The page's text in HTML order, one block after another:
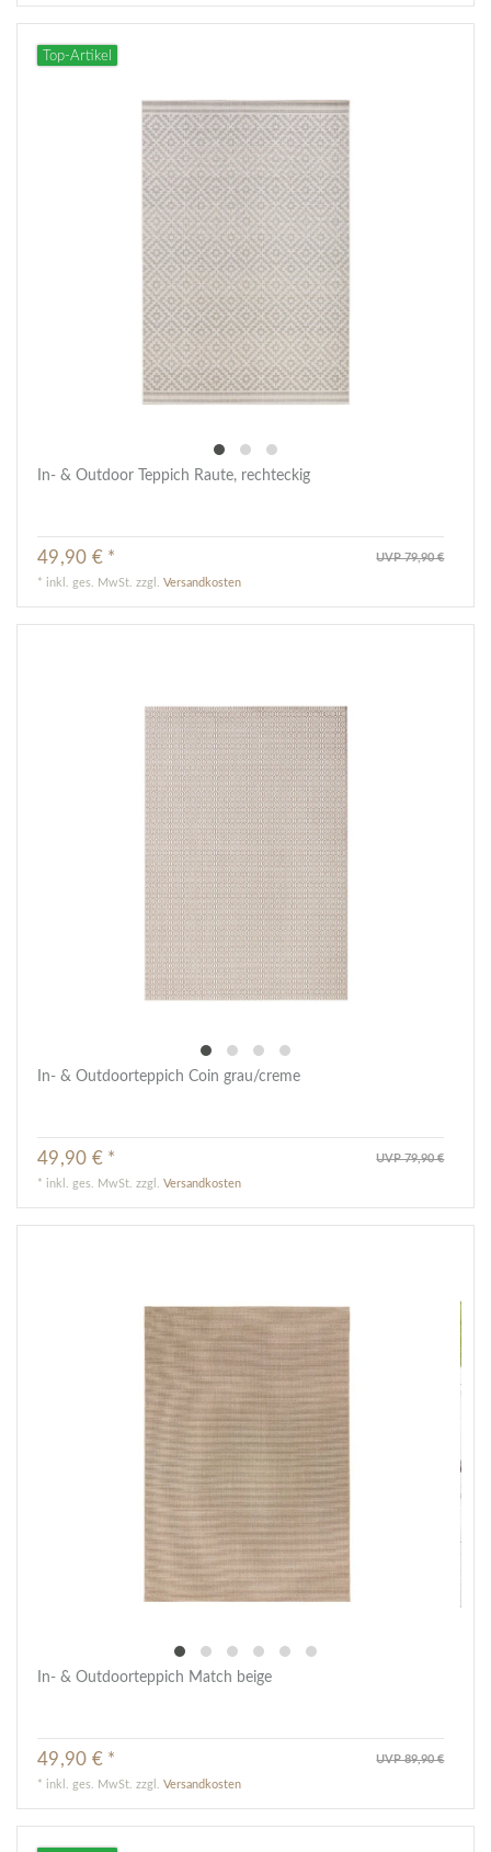
Top-Artikel
In- & Outdoor Teppich Raute, rechteckig
UVP 79,90 €
49,90 € *
* inkl. ges. MwSt. zzgl.Versandkosten
In- & Outdoorteppich Coin grau/creme
UVP 79,90 €
49,90 € *
* inkl. ges. MwSt. zzgl.Versandkosten
In- & Outdoorteppich Match beige
UVP 89,90 €
49,90 € *
* inkl. ges. MwSt. zzgl.Versandkosten